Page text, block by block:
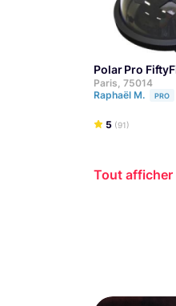
Polar Pro
Paris, 75014
Raphaël M.
PRO
5 (91)
Tout afficher